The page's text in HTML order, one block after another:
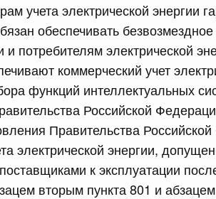
учета электрической энергии
обеспечивать
и потребителям электрической
коммерческий учет
функций интеллектуальных
Российской
Правительства
электрической энергии,
к эксплуатации
вторым пункта 801 и
Федерации от 18.07.2026 г. №
детективом Федеральной службы войск
(территориального органа), предоставившей
деятельности, о заключении договора
сыскных услуг
Федерации от 18.07.2026 г. №
Российской Федерации